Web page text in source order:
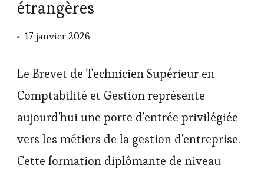
étrangères
17 janvier 2026
Le Brevet de Technicien Supérieur en
Comptabilité et Gestion représente
aujourd'hui une porte d'entrée privilégiée
vers les métiers de la gestion d'entreprise.
Cette formation diplômante de niveau